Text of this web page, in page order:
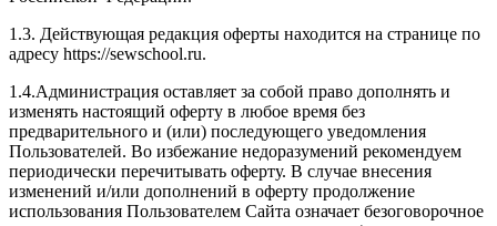
1.3. Действующая редакция оферты находится на странице по
адресу https://sewschool.ru.
1.4.Администрация оставляет за собой право дополнять и
изменять настоящий оферту в любое время без
предварительного и (или) последующего уведомления
Пользователей. Во избежание недоразумений рекомендуем
периодически перечитывать оферту. В случае внесения
изменений и/или дополнений в оферту продолжение
использования Пользователем Сайта означает безоговорочное